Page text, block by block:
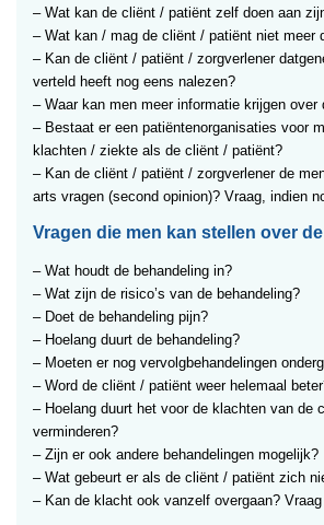
– Wat kan de cliënt / patiënt zelf doen aan
– Wat kan / mag de cliënt / patiënt niet meer
– Kan de cliënt / patiënt / zorgverlener
verteld heeft nog eens nalezen?
– Waar kan men meer informatie krijgen
– Bestaat er een patiëntenorganisaties voor
klachten / ziekte als de cliënt / patiënt?
– Kan de cliënt / patiënt / zorgverlener de
arts vragen (second opinion)? Vraag, indien
Vragen die men kan stellen over
– Wat houdt de behandeling in?
– Wat zijn de risico’s van de behandeling?
– Doet de behandeling pijn?
– Hoelang duurt de behandeling?
– Moeten er nog vervolgbehandelingen
– Word de cliënt / patiënt weer helemaal
– Hoelang duurt het voor de klachten van de
verminderen?
– Zijn er ook andere behandelingen mogelijk?
– Wat gebeurt er als de cliënt / patiënt zich
– Kan de klacht ook vanzelf overgaan?